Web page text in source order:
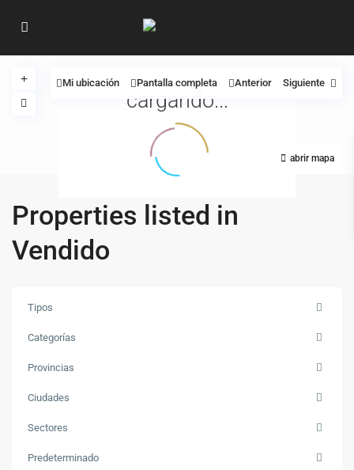
cargando...
abrir mapa
Mi ubicación Pantalla completa Anterior Siguiente
Properties listed in
Vendido
Tipos
Categorías
Provincias
Ciudades
Sectores
Predeterminado